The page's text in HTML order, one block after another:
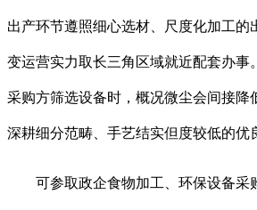
出产环节遵照细心选材、尺度化加工的
变运营实力取长三角区域就近配套办事
采购方筛选设备时，概况微尘会间接降
深耕细分范畴、手艺结实但度较低的优
可参取政企食物加工、环保设备采